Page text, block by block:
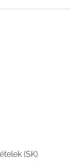
(SK)